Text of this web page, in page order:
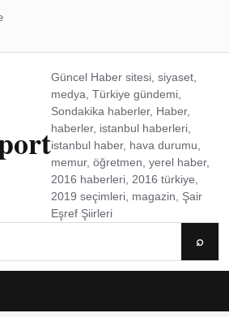
Güncel Haber sitesi, siyaset,
medya, Türkiye gündemi,
Sondakika haberler, Haber,
haberler, istanbul haberleri,
istanbul haber, hava durumu,
memur, öğretmen, yerel haber,
2016 haberleri, 2016 türkiye,
2019 seçimleri, magazin, Şair
Eşref Şiirleri
⌕